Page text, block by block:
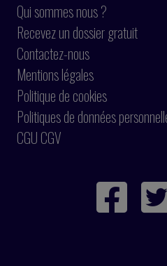
Qui sommes nous ?
Recevez un dossier gratuit
Contactez-nous
Mentions légales
Politique de cookies
Politiques de données
CGU CGV